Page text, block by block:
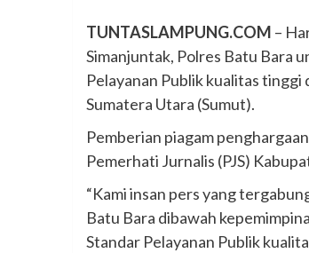
TUNTASLAMPUNG.COM –
Simanjuntak, Polres Batu Bara
Pelayanan Publik kualitas
Sumatera Utara (Sumut).
Pemberian piagam
Pemerhati Jurnalis (PJS)
“Kami insan pers yang
Batu Bara dibawah
Standar Pelayanan Publik